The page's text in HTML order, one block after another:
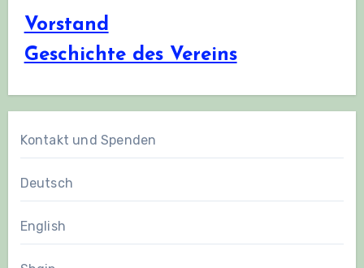
Vorstand
Geschichte des Vereins
Kontakt und Spenden
Deutsch
English